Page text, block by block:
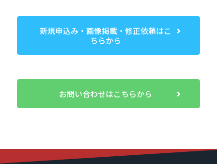
新規申込み・画像掲載・修正依頼はこ
ちらから
お問い合わせはこちらから